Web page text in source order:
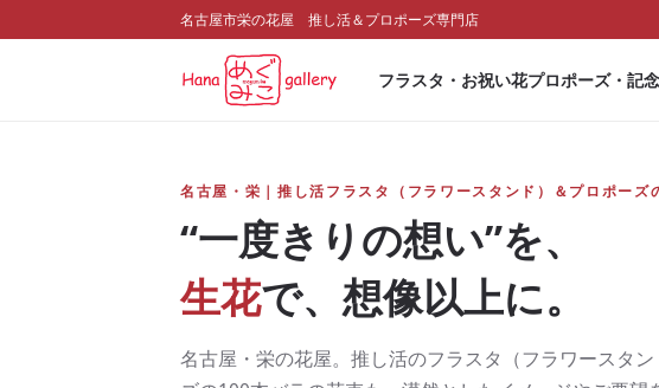
名古屋市栄の花屋 推し活＆プロポーズ専門店
フラスタ・お祝い花プロポーズ・記
名古屋・栄｜推し活フラスタ（フラワースタンド）＆プロポーズ
“一度きりの想い”を、
生花で、想像以上に。
名古屋・栄の花屋。推し活のフラスタ（フラワースタ